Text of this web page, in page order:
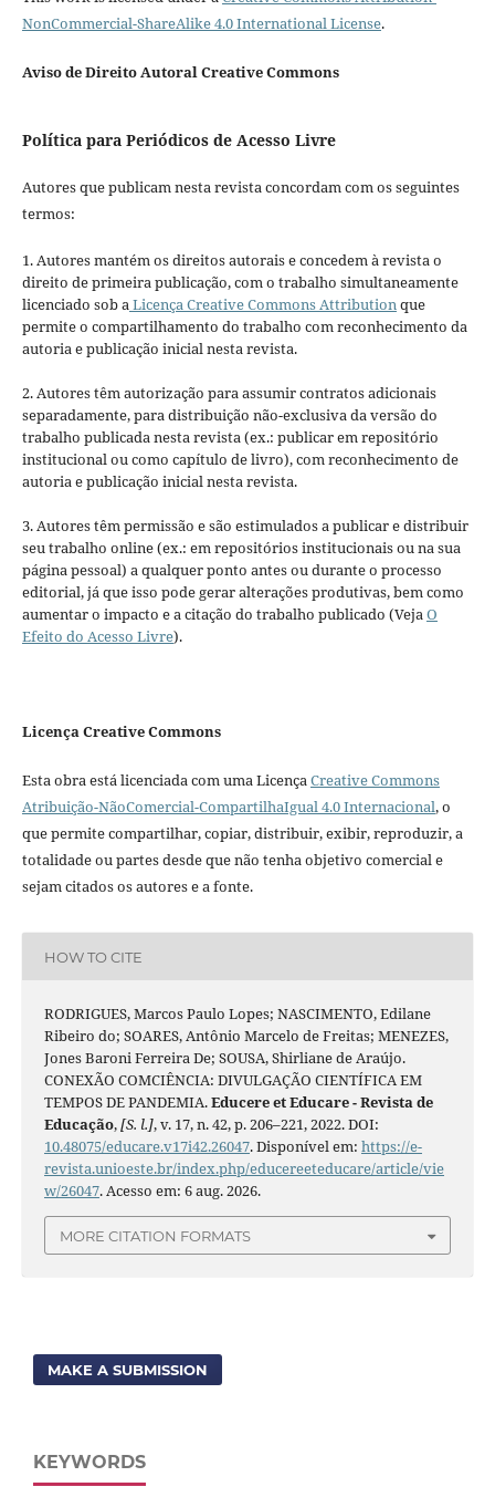
NonCommercial-ShareAlike 4.0 International License.
Aviso de Direito Autoral Creative Commons
Política para Periódicos de Acesso Livre
Autores que publicam nesta revista concordam com os seguintes
termos:
1. Autores mantém os direitos autorais e concedem à revista o
direito de primeira publicação, com o trabalho simultaneamente
licenciado sob aLicença Creative Commons Attributionque
permite o compartilhamento do trabalho com reconhecimento da
autoria e publicação inicial nesta revista.
2. Autores têm autorização para assumir contratos adicionais
separadamente, para distribuição não-exclusiva da versão do
trabalho publicada nesta revista (ex.: publicar em repositório
institucional ou como capítulo de livro), com reconhecimento de
autoria e publicação inicial nesta revista.
3. Autores têm permissão e são estimulados a publicar e distribuir
seu trabalho online (ex.: em repositórios institucionais ou na sua
página pessoal) a qualquer ponto antes ou durante o processo
editorial, já que isso pode gerar alterações produtivas, bem como
aumentar o impacto e a citação do trabalho publicado (VejaO
Efeito do Acesso Livre).
Licença Creative Commons
Esta obra está licenciada com uma LicençaCreative Commons
Atribuição-NãoComercial-CompartilhaIgual 4.0 Internacional, o
que permite compartilhar, copiar, distribuir, exibir, reproduzir, a
totalidade ou partes desde que não tenha objetivo comercial e
sejam citados os autores e a fonte.
HOW TO CITE
RODRIGUES, Marcos Paulo Lopes; NASCIMENTO, Edilane
Ribeiro do; SOARES, Antônio Marcelo de Freitas; MENEZES,
Jones Baroni Ferreira De; SOUSA, Shirliane de Araújo.
CONEXÃO COMCIÊNCIA: DIVULGAÇÃO CIENTÍFICA EM
TEMPOS DE PANDEMIA.Educere et Educare - Revista de
Educação,[S. l.], v. 17, n. 42, p. 206–221, 2022. DOI:
10.48075/educare.v17i42.26047. Disponível em: https://e-
revista.unioeste.br/index.php/educereeteducare/article/vie
w/26047. Acesso em: 6 aug. 2026.
MORE CITATION FORMATS
MAKE A SUBMISSION
KEYWORDS